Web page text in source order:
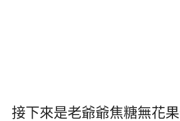
接下來是老爺爺焦糖無花